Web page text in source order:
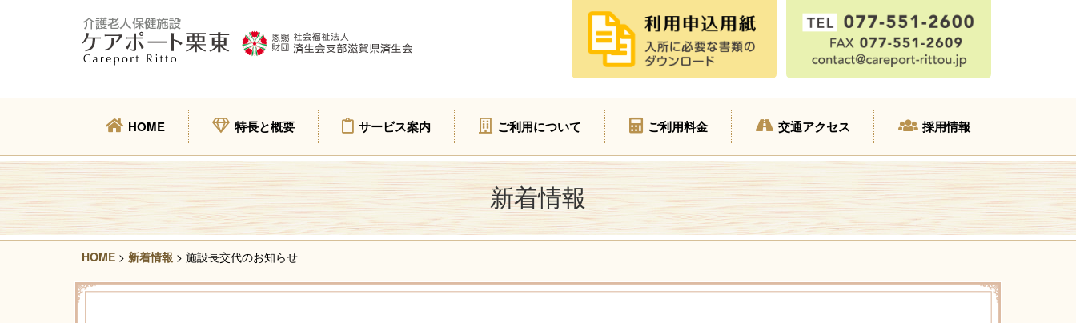
HOME 特長と概要 サービス案内 ご利用について ご利用料金 交通アクセス 採用情報
新着情報
HOME > 新着情報 > 施設長交代のお知らせ